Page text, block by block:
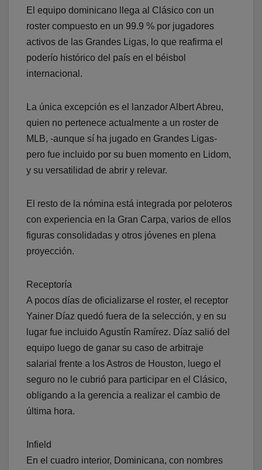
El equipo dominicano llega al Clásico con un
roster compuesto en un 99.9 % por jugadores
activos de las Grandes Ligas, lo que reafirma el
poderío histórico del país en el béisbol
internacional.
La única excepción es el lanzador Albert Abreu,
quien no pertenece actualmente a un roster de
MLB, -aunque sí ha jugado en Grandes Ligas-
pero fue incluido por su buen momento en Lidom,
y su versatilidad de abrir y relevar.
El resto de la nómina está integrada por peloteros
con experiencia en la Gran Carpa, varios de ellos
figuras consolidadas y otros jóvenes en plena
proyección.
Receptoría
A pocos días de oficializarse el roster, el receptor
Yainer Díaz quedó fuera de la selección, y en su
lugar fue incluido Agustín Ramírez. Díaz salió del
equipo luego de ganar su caso de arbitraje
salarial frente a los Astros de Houston, luego el
seguro no le cubrió para participar en el Clásico,
obligando a la gerencia a realizar el cambio de
última hora.
Infield
En el cuadro interior, Dominicana, con nombres